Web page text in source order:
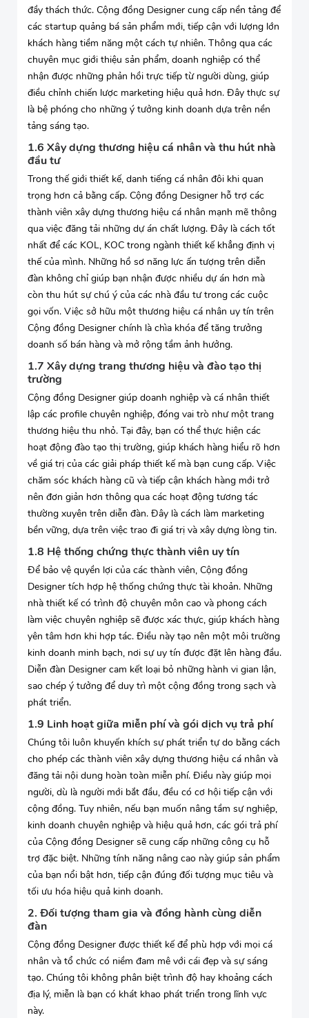
đầy thách thức. Cộng đồng Designer cung cấp nền tảng để
các startup quảng bá sản phẩm mới, tiếp cận với lượng lớn
khách hàng tiềm năng một cách tự nhiên. Thông qua các
chuyên mục giới thiệu sản phẩm, doanh nghiệp có thể
nhận được những phản hồi trực tiếp từ người dùng, giúp
điều chỉnh chiến lược marketing hiệu quả hơn. Đây thực sự
là bệ phóng cho những ý tưởng kinh doanh dựa trên nền
tảng sáng tạo.
1.6 Xây dựng thương hiệu cá nhân và thu hút nhà
đầu tư
Trong thế giới thiết kế, danh tiếng cá nhân đôi khi quan
trọng hơn cả bằng cấp. Cộng đồng Designer hỗ trợ các
thành viên xây dựng thương hiệu cá nhân mạnh mẽ thông
qua việc đăng tải những dự án chất lượng. Đây là cách tốt
nhất để các KOL, KOC trong ngành thiết kế khẳng định vị
thế của mình. Những hồ sơ năng lực ấn tượng trên diễn
đàn không chỉ giúp bạn nhận được nhiều dự án hơn mà
còn thu hút sự chú ý của các nhà đầu tư trong các cuộc
gọi vốn. Việc sở hữu một thương hiệu cá nhân uy tín trên
Cộng đồng Designer chính là chìa khóa để tăng trưởng
doanh số bán hàng và mở rộng tầm ảnh hưởng.
1.7 Xây dựng trang thương hiệu và đào tạo thị
trường
Cộng đồng Designer giúp doanh nghiệp và cá nhân thiết
lập các profile chuyên nghiệp, đóng vai trò như một trang
thương hiệu thu nhỏ. Tại đây, bạn có thể thực hiện các
hoạt động đào tạo thị trường, giúp khách hàng hiểu rõ hơn
về giá trị của các giải pháp thiết kế mà bạn cung cấp. Việc
chăm sóc khách hàng cũ và tiếp cận khách hàng mới trở
nên đơn giản hơn thông qua các hoạt động tương tác
thường xuyên trên diễn đàn. Đây là cách làm marketing
bền vững, dựa trên việc trao đi giá trị và xây dựng lòng tin.
1.8 Hệ thống chứng thực thành viên uy tín
Để bảo vệ quyền lợi của các thành viên, Cộng đồng
Designer tích hợp hệ thống chứng thực tài khoản. Những
nhà thiết kế có trình độ chuyên môn cao và phong cách
làm việc chuyên nghiệp sẽ được xác thực, giúp khách hàng
yên tâm hơn khi hợp tác. Điều này tạo nên một môi trường
kinh doanh minh bạch, nơi sự uy tín được đặt lên hàng đầu.
Diễn đàn Designer cam kết loại bỏ những hành vi gian lận,
sao chép ý tưởng để duy trì một cộng đồng trong sạch và
phát triển.
1.9 Linh hoạt giữa miễn phí và gói dịch vụ trả phí
Chúng tôi luôn khuyến khích sự phát triển tự do bằng cách
cho phép các thành viên xây dựng thương hiệu cá nhân và
đăng tải nội dung hoàn toàn miễn phí. Điều này giúp mọi
người, dù là người mới bắt đầu, đều có cơ hội tiếp cận với
cộng đồng. Tuy nhiên, nếu bạn muốn nâng tầm sự nghiệp,
kinh doanh chuyên nghiệp và hiệu quả hơn, các gói trả phí
của Cộng đồng Designer sẽ cung cấp những công cụ hỗ
trợ đặc biệt. Những tính năng nâng cao này giúp sản phẩm
của bạn nổi bật hơn, tiếp cận đúng đối tượng mục tiêu và
tối ưu hóa hiệu quả kinh doanh.
2. Đối tượng tham gia và đồng hành cùng diễn
đàn
Cộng đồng Designer được thiết kế để phù hợp với mọi cá
nhân và tổ chức có niềm đam mê với cái đẹp và sự sáng
tạo. Chúng tôi không phân biệt trình độ hay khoảng cách
địa lý, miễn là bạn có khát khao phát triển trong lĩnh vực
này.